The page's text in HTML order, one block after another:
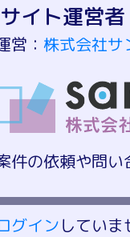
サイト運営者
営： 株式会社
件の依頼や問い
グインしていま